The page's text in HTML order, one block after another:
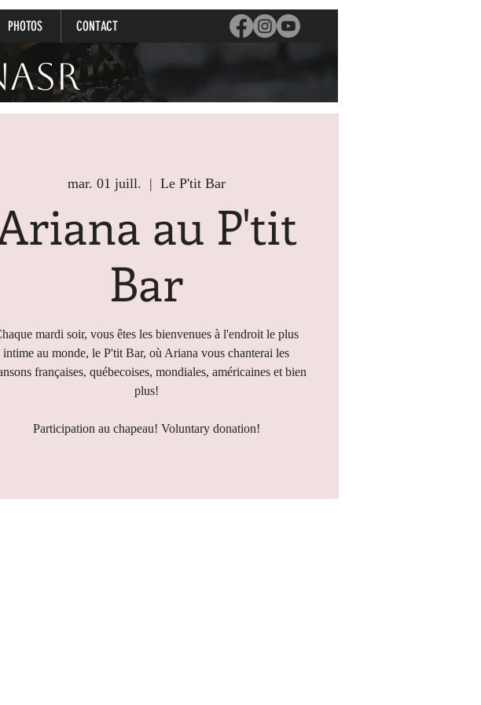
PHOTOS CONTACT
mar. 01 juill.
  |
Le P'tit Bar
au P'tit
Bar
mardi soir, vous êtes les bienvenues à l'endroit le plus
intime au monde, le P'tit Bar, où Ariana vous chanterai les
françaises, québecoises, mondiales, américaines et bien
plus!
Participation au chapeau! Voluntary donation!